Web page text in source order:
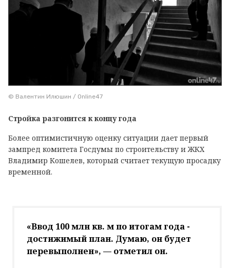
© Валентин Илюшин / Online47
Стройка разгонится к концу года
Более оптимистичную оценку ситуации дает первый
зампред комитета Госдумы по строительству и ЖКХ
Владимир Кошелев, который считает текущую просадку
временной.
«Ввод 100 млн кв. м по итогам года -
достижимый план. Думаю, он будет
перевыполнен», — отметил он.